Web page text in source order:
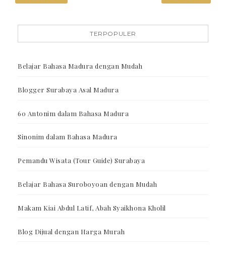
TERPOPULER
Belajar Bahasa Madura dengan Mudah
Blogger Surabaya Asal Madura
60 Antonim dalam Bahasa Madura
Sinonim dalam Bahasa Madura
Pemandu Wisata (Tour Guide) Surabaya
Belajar Bahasa Suroboyoan dengan Mudah
Makam Kiai Abdul Latif, Abah Syaikhona Kholil
Blog Dijual dengan Harga Murah